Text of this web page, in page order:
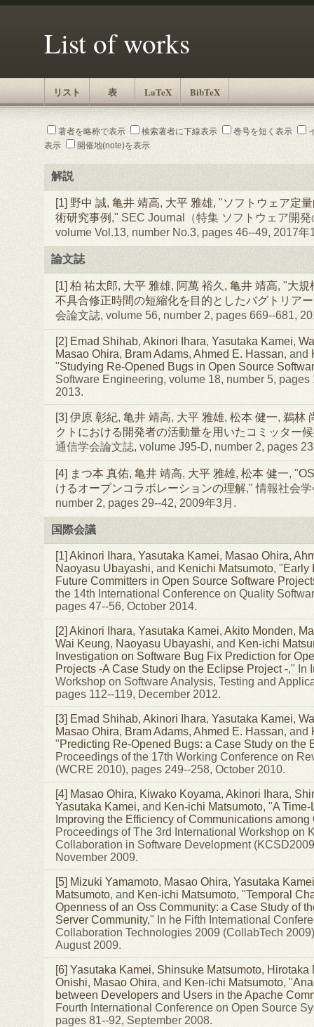
List of works
リスト 表 LaTeX BibTeX
著者を略称で表示 検索著者に下線表示 巻号を短く表示
表示
開催地(note)を表示
解説
[1] 野中 誠, 亀井 靖高, 大平 雅雄, "ソフトウェア定
術研究事例 ," SEC Journal（特集 ソフトウェア開
volume Vol.13, number No.3, pages 46--49, 2017年
論文誌
[1] 柏 祐太郎, 大平 雅雄, 阿萬 裕久 , 亀井 靖高, "大規
不具合修正時間の短縮化を目的としたバグトリア
会論文誌, volume 56, number 2, pages 669--681,
[2] Emad Shihab, Akinori Ihara, Yasutaka Kamei,
Masao Ohira, Bram Adams, Ahmed E. Hassan, and
"Studying Re-Opened Bugs in Open Source
Software Engineering, volume 18, number 5, pages
2013.
[3] 伊原 彰紀, 亀井 靖高, 大平 雅雄, 松本 健一, 鵜林
クトにおける開発者の活動量を用いたコミッター
通信学会論文誌, volume J95-D, number 2, pages
[4] まつ本 真佑, 亀井 靖高, 大平 雅雄, 松本 健一, "
けるオープンコラボレーションの理解," 情報社会
number 2, pages 29--42, 2009年3月.
国際会議
[1] Akinori Ihara, Yasutaka Kamei, Masao Ohira,
Naoyasu Ubayashi, and Kenichi Matsumoto, "Early
Future Committers in Open Source Software
the 14th International Conference on Quality
pages 47--56, October 2014.
[2] Akinori Ihara, Yasutaka Kamei, Akito Monden,
Wai Keung, Naoyasu Ubayashi, and Ken-ichi
Investigation on Software Bug Fix Prediction for
Projects -A Case Study on the Eclipse Project -," In
Workshop on Software Analysis, Testing and
pages 112--119, December 2012.
[3] Emad Shihab, Akinori Ihara, Yasutaka Kamei,
Masao Ohira, Bram Adams, Ahmed E. Hassan, and
"Predicting Re-Opened Bugs: a Case Study on the
Proceedings of the 17th Working Conference on
(WCRE 2010), pages 249--258, October 2010.
[4] Masao Ohira, Kiwako Koyama, Akinori Ihara,
Yasutaka Kamei, and Ken-ichi Matsumoto, "A Time-
Improving the Efficiency of Communications
Proceedings of The 3rd International Workshop on
Collaboration in Software Development
November 2009.
[5] Mizuki Yamamoto, Masao Ohira, Yasutaka Kamei
Matsumoto, and Ken-ichi Matsumoto, "Temporal
Openness of an Oss Community: a Case Study of
Server Community," In he Fifth International
Collaboration Technologies 2009 (CollabTech
August 2009.
[6] Yasutaka Kamei, Shinsuke Matsumoto, Hirotaka
Onishi, Masao Ohira, and Ken-ichi Matsumoto, "
between Developers and Users in the Apache
Fourth International Conference on Open Source
pages 81--92, September 2008.